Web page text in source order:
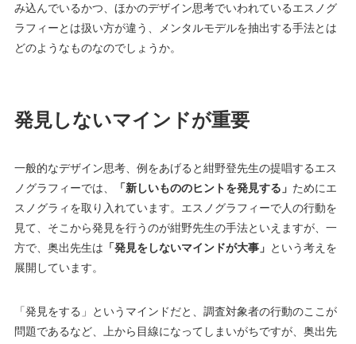
み込んでいるかつ、ほかのデザイン思考でいわれているエスノグ
ラフィーとは扱い方が違う、メンタルモデルを抽出する手法とは
どのようなものなのでしょうか。
発見しないマインドが重要
一般的なデザイン思考、例をあげると紺野登先生の提唱するエス
ノグラフィーでは、
「新しいもののヒントを発見する」 ためにエ
スノグラィを取り入れています。エスノグラフィーで人の行動を
見て、そこから発見を行うのが紺野先生の手法といえますが、一
方で、奥出先生は 「発見をしないマインドが大事」 という考えを
展開しています。
「発見をする」というマインドだと、調査対象者の行動のここが
問題であるなど、上から目線になってしまいがちですが、奥出先